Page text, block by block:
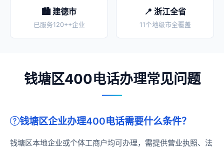
🏙️ 建德市
已服务120++企业
📍 浙江全省
11个地级市全覆盖
钱塘区400电话办理常见问题
钱塘区企业办理400电话需要什么条件？
钱塘区本地企业或个体工商户均可办理，需提供营业执照、法